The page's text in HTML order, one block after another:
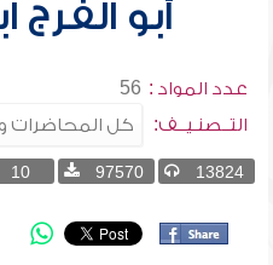
أبو الفرج
عدد المواد : 56
التــصنـيــف:
13824
97570
10